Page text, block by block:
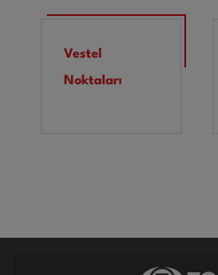
Vestel
Noktaları